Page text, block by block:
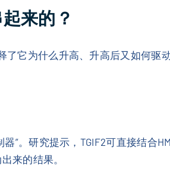
来的？
了它为什么升高、升高后又如何驱
”。研究提示，TGIF2可直接结合
来的结果。